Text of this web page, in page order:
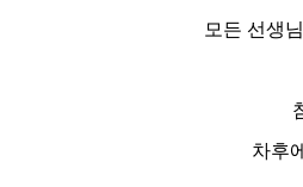
모든 선생
차후